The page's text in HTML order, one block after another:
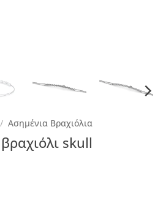
/ Ασημένια Βραχιόλια
skull